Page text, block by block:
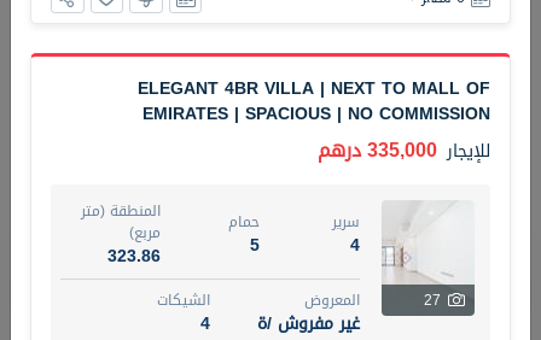
3
1
2
مربع)
المعروض
مفروش/ ة
الشيكات
اسم الوسيط
ABDEMANAF EQBALBHAI KHANBHAI
KHANBHAI EQBALBHAI SIRAJUDDIN
رقم الوسيط
أتصل
تصفية المفضلة خريطة
ELEGANT 4BR VILLA | NEXT TO MALL OF
EMIRATES | SPACIOUS | NO COMMISSION
للإيجار 335,000 درهم
27
سرير
4
حمام
5
المنطقة (متر
مربع)
323.86
المعروض
غير مفروش /ة
الشيكات
4